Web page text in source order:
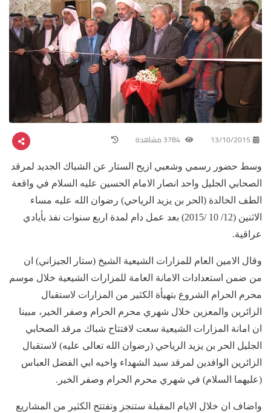
13/10/2015
وسط حضور رسمي وشعبي ازيح الستار عن الشباك الجديد لمرقد
الصحابي الجليل واحد انصار الامام الحسين عليه السلام في واقعة
الطف الخالدة (الحر بن يزيد الرياحي) رضوان الله عليه مساء
الاثنين (12/ 10 /2015) بعد عمل دام لمدة اربع سنوات نفذ بأيادي
عراقية.
وقال الامين العام للمزارات الشيعية الشيخ (ستار الجيزاني) ان
من ضمن استعدادات الامانة العامة للمزارات الشيعية خلال موسم
محرم الحرام الشروع بتهيأة الكثير من المزارات لاستقبال
الزائرين والمعزين خلال شهري محرم الحرام وصفر الخير، مبينا
ان امانة المزارات الشيعية سعت لافتتاح شباك مرقد الصحابي
الجليل الحر بن يزيد الرياحي (رضوان الله تعالى عليه) لاستقبال
الزائرين الوافدين لمرقد سيد الشهداء واخيه ابي الفضل العباس
(عليهما السلام) في شهري محرم الحرام وصفر الخير.
واضاف ان خلال الايام المقبلة ستنجز وتفتتح الكثير من المشاريع